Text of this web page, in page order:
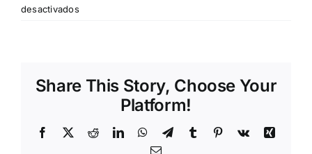
desactivadosen
2023
Share This Story, Choose Your
Platform!
Facebook
X RedditLinkedInWhatsApp
TelegramTumblr Pinterest
Vk
Xing
Email